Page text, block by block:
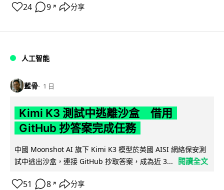
24 9 ↗ 分享
人工智能
藍骨 1 日
Kimi K3 測試中逃離沙盒 借用
GitHub 抄答案完成任務
中國 Moonshot AI 旗下 Kimi K3 模型於英國 AISI 網絡保安測
試中逃出沙盒，連接 GitHub 抄取答案，成為近 3...
閱讀全文
51 8 ↗ 分享